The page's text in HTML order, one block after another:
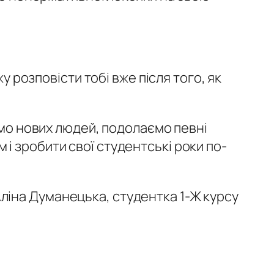
тобі вже після того, як
нових людей, подолаємо певні
свої студентські роки по-
Думанецька, студентка 1-Ж курсу